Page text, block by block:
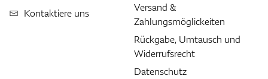
Kontaktiere uns
Versand &
Zahlungsmöglickeiten
Rückgabe, Umtausch und
Widerrufsrecht
Datenschutz